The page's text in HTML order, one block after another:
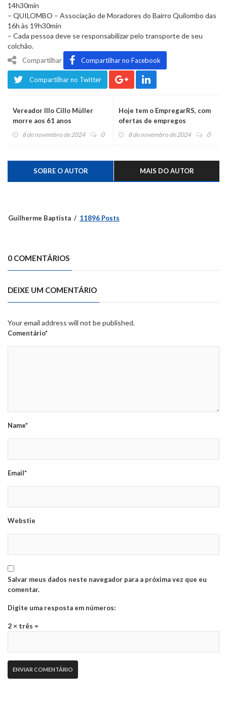
14h30min
– QUILOMBO – Associação de Moradores do Bairro Quilombo das
16h às 19h30min
– Cada pessoa deve se responsabilizar pelo transporte de seu
colchão.
Compartilhar Compartilhar no Facebook
Compartilhar no Twitter
Vereador Illo Cillo Müller
morre aos 61 anos
8 de novembro de 2024 0
Hoje tem o EmpregarRS, com
ofertas de empregos
8 de novembro de 2024 0
SOBRE O AUTOR MAIS DO AUTOR
Guilherme Baptista 11896 Posts
0 COMENTÁRIOS
DEIXE UM COMENTÁRIO
Your email address will not be published.
Comentário*
Name*
Email*
Webstie
Salvar meus dados neste navegador para a próxima vez que eu
comentar.
Digite uma resposta em números:
2 × três =